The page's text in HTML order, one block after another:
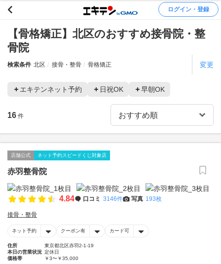
ログイン・登録
【骨格矯正】北区のおすすめ接骨院・整
骨院
検索条件 北区 接骨・整骨 骨格矯正 変更
エキテンネット予約 日祝OK 早朝OK
16 件
店舗公式 ネット予約スピードくじ対象店
赤羽整骨院
4.84 口コミ 3146件 写真 193枚
接骨・整骨
ネット予約 クーポン有 カード可
住所
東京都北区赤羽2-1-19
本日の営業状況 定休日
価格帯
￥3〜￥35,000